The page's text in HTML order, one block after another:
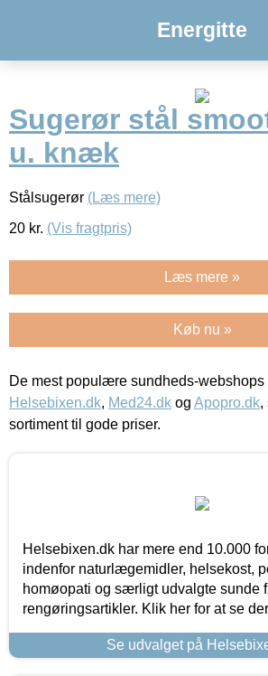
Energitte
Sugerør stål
u. knæk
Stålsugerør (Læs mere)
20 kr. (Vis fragtpris)
Læs mere »
Køb nu »
De mest populære sundheds-
Helsebixen.dk, Med24.dk og Apopro.dk,
sortiment til gode priser.
Helsebixen.dk har mere end 10.000
indenfor naturlægemidler, helsekost,
homøopati og særligt udvalgte sunde
rengøringsartikler. Klik her for at se
Se udvalget på